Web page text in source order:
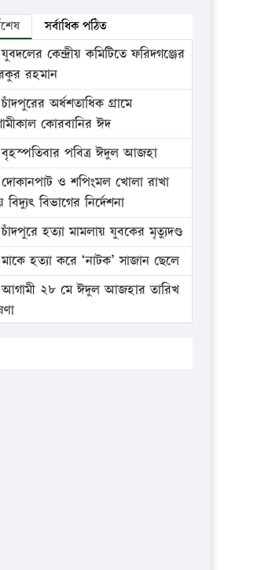
সর্বাধিক পঠিত
কেন্দ্রীয় কমিটিতে ফরিদগঞ্জের
রহমান
অর্ধশতাধিক গ্রামে
কোরবানির ঈদ
পবিত্র ঈদুল আজহা
ও শপিংমল খোলা রাখা
বিদ্যুৎ বিভাগের নির্দেশনা
হত্যা মামলায় যুবকের মৃত্যুদণ্ড
হত্যা করে ‘নাটক’ সাজান ছেলে
২৮ মে ঈদুল আজহার তারিখ